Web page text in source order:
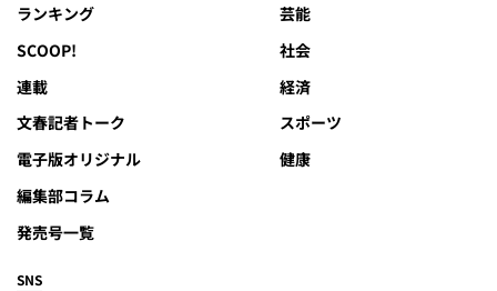
ランキング
SCOOP!
連載
文春記者トーク
電子版オリジナル
編集部コラム
発売号一覧
芸能
社会
経済
スポーツ
健康
SNS